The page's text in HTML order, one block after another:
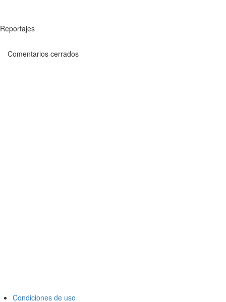
Reportajes
Comentarios cerrados
Condiciones de uso